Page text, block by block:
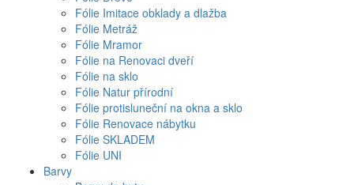
Fólie Imitace obklady a dlažba
Fólie Metráž
Fólie Mramor
Fólie na Renovaci dveří
Fólie na sklo
Fólie Natur přírodní
Fólie protisluneční na okna a sklo
Fólie Renovace nábytku
Fólie SKLADEM
Fólie UNI
Barvy